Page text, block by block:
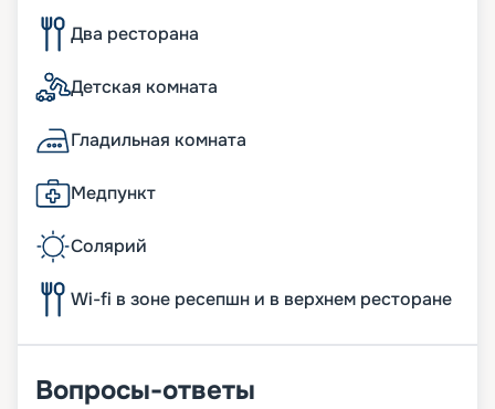
Два ресторана
Детская комната
Гладильная комната
Медпункт
Солярий
Wi-fi в зоне ресепшн и в верхнем ресторане
Вопросы-ответы